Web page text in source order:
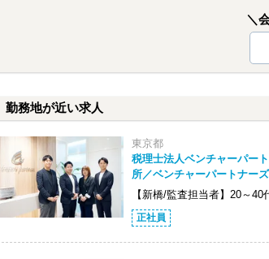
＼
勤務地が近い求人
東京都
税理士法人ベンチャーパー
所／ベンチャーパートナー
【新橋/監査担当者】20～
正社員